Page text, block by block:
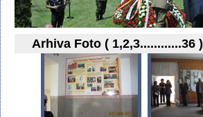
Arhiva Foto ( 1,2,3............36 )